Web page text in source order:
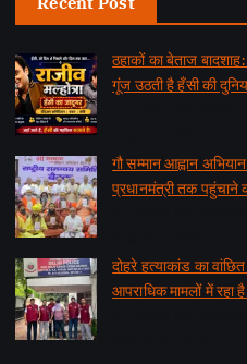
ठहाकों का बेताज
गूंज उठती है हँसी की
गौ सम्मान आह्वान
प्रधानमंत्री तक पहुंचाने
दोहरे हत्याकांड का
आपराधिक मामलों में रहा